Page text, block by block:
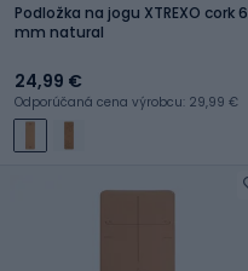
Podložka na jogu XTREXO cork 6
mm natural
24,99 €
Odporúčaná cena výrobcu: 29,99 €